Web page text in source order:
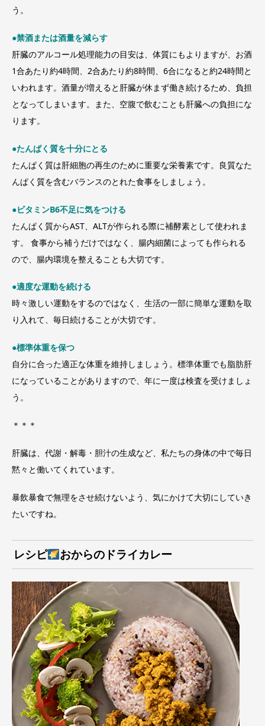
う。
●禁酒または酒量を減らす
肝臓のアルコール処理能力の目安は、体質にもよりますが、お酒
1合あたり約4時間、2合あたり約8時間、6合になると約24時間と
いわれます。酒量が増えると肝臓が休まず働き続けるため、負担
となってしまいます。また、空腹で飲むことも肝臓への負担にな
ります。
●たんぱく質を十分にとる
たんぱく質は肝細胞の再生のために重要な栄養素です。良質なた
んぱく質を含むバランスのとれた食事をしましょう。
●ビタミンB6不足に気をつける
たんぱく質からAST、ALTが作られる際に補酵素として使われま
す。 食事から補うだけではなく、腸内細菌によっても作られる
ので、腸内環境を整えることも大切です。
●適度な運動を続ける
時々激しい運動をするのではなく、生活の一部に簡単な運動を取
り入れて、毎日続けることが大切です。
●標準体重を保つ
自分に合った適正な体重を維持しましょう。標準体重でも脂肪肝
になっていることがありますので、年に一度は検査を受けましょ
う。
＊＊＊
肝臓は、代謝・解毒・胆汁の生成など、私たちの身体の中で毎日
黙々と働いてくれています。
暴飲暴食で無理をさせ続けないよう、気にかけて大切にしていき
たいですね。
レシピ おからのドライカレー